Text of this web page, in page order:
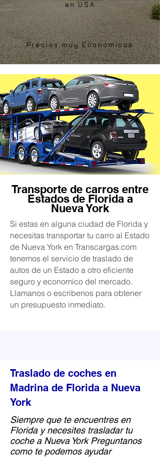
en USA
Precios muy Económicos
Transporte de carros entre
Estados de Florida a
Nueva York
Si estas en alguna ciudad de Florida y
necesitas transportar tu carro al Estado
de Nueva York en Transcargas.com
tenemos el servicio de traslado de
autos de un Estado a otro eficiente
seguro y economico del mercado.
Llamanos o escribenos para obtener
un presupuesto inmediato.
Traslado de coches en
Madrina de Florida a Nueva
York
Siempre que te encuentres en
Florida y necesites trasladar tu
coche a Nueva York Preguntanos
como te podemos ayudar